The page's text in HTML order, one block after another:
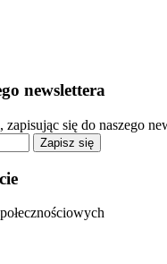
newslettera
się do naszego
Zapisz się